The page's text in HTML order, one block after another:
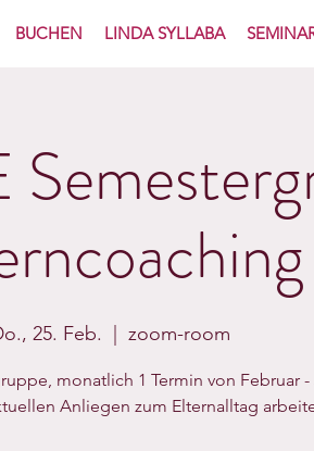
BUCHEN LINDA SYLLABA
25. Feb. zoom-room
monatlich 1 Termin von Februar -
Anliegen zum Elternalltag